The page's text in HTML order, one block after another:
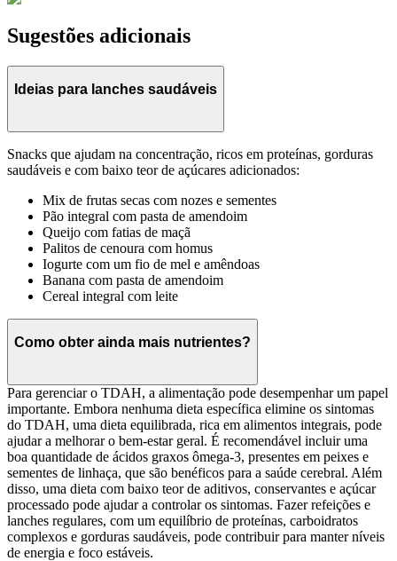
Sugestões adicionais
Ideias para lanches saudáveis
Snacks que ajudam na concentração, ricos em proteínas, gorduras
saudáveis e com baixo teor de açúcares adicionados:
Mix de frutas secas com nozes e sementes
Pão integral com pasta de amendoim
Queijo com fatias de maçã
Palitos de cenoura com homus
Iogurte com um fio de mel e amêndoas
Banana com pasta de amendoim
Cereal integral com leite
Como obter ainda mais nutrientes?
Para gerenciar o TDAH, a alimentação pode desempenhar um papel
importante. Embora nenhuma dieta específica elimine os sintomas
do TDAH, uma dieta equilibrada, rica em alimentos integrais, pode
ajudar a melhorar o bem-estar geral. É recomendável incluir uma
boa quantidade de ácidos graxos ômega-3, presentes em peixes e
sementes de linhaça, que são benéficos para a saúde cerebral. Além
disso, uma dieta com baixo teor de aditivos, conservantes e açúcar
processado pode ajudar a controlar os sintomas. Fazer refeições e
lanches regulares, com um equilíbrio de proteínas, carboidratos
complexos e gorduras saudáveis, pode contribuir para manter níveis
de energia e foco estáveis.